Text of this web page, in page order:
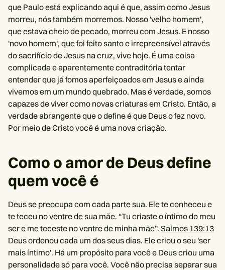
que Paulo está explicando aqui é que, assim como Jesus
morreu, nós também morremos. Nosso 'velho homem',
que estava cheio de pecado, morreu com Jesus. E nosso
'novo homem', que foi feito santo e irrepreensível através
do sacrifício de Jesus na cruz, vive hoje. É uma coisa
complicada e aparentemente contraditória tentar
entender que já fomos aperfeiçoados em Jesus e ainda
vivemos em um mundo quebrado. Mas é verdade, somos
capazes de viver como novas criaturas em Cristo. Então, a
verdade abrangente que o define é que Deus o fez novo.
Por meio de Cristo você é uma nova criação.
Como o amor de Deus define
quem você é
Deus se preocupa com cada parte sua. Ele te conheceu e
te teceu no ventre de sua mãe. “Tu criaste o íntimo do meu
ser e me teceste no ventre de minha mãe”. Salmos 139:13
Deus ordenou cada um dos seus dias. Ele criou o seu 'ser
mais íntimo'. Há um propósito para você e Deus criou uma
personalidade só para você. Você não precisa separar sua